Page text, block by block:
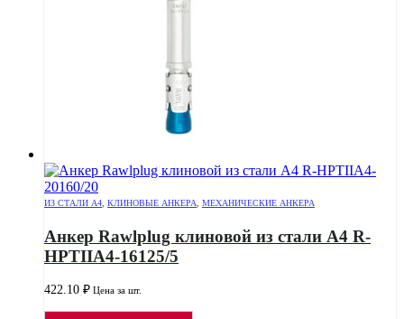
ИЗ СТАЛИ А4 КЛИНОВЫЕ АНКЕРА МЕХАНИЧЕСКИЕ АНКЕРА
Анкер Rawlplug клиновой из стали А4 R-
HPTIIA4-16125/5
422.10 ₽ Цена за шт.